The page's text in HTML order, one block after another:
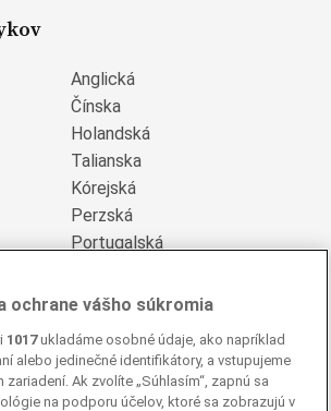
Anglická
Čínska
Holandská
Talianska
Kórejská
Perzská
Portugalská
Španielska
Vietnamská
ochrane vášho súkromia
1017ukladáme osobné údaje, ako napríklad
alebo jedinečné identifikátory, a vstupujeme
zariadení. Ak zvolíte „Súhlasím“, zapnú sa
na podporu účelov, ktoré sa zobrazujú v